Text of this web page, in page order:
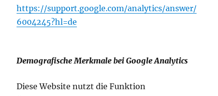
https://support.google.com/analytics/answer/
6004245?hl=de
Demografische Merkmale bei Google Analytics
Diese Website nutzt die Funktion